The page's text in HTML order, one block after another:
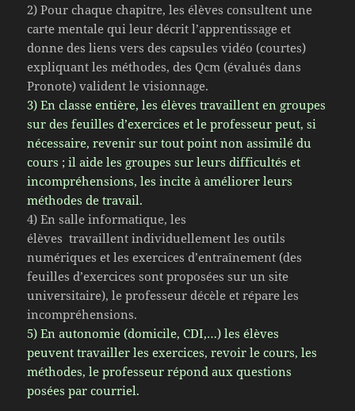
2) Pour chaque chapitre, les élèves consultent une
carte mentale qui leur décrit l’apprentissage et
donne des liens vers des capsules vidéo (courtes)
expliquant les méthodes, des Qcm (évalués dans
Pronote) valident le visionnage.
3) En classe entière, les élèves travaillent en groupes
sur des feuilles d’exercices et le professeur peut, si
nécessaire, revenir sur tout point non assimilé du
cours ; il aide les groupes sur leurs difficultés et
incompréhensions, les incite à améliorer leurs
méthodes de travail.
4) En salle informatique, les
élèves travaillent individuellement les outils
numériques et les exercices d’entraînement (des
feuilles d’exercices sont proposées sur un site
universitaire), le professeur décèle et répare les
incompréhensions.
5) En autonomie (domicile, CDI,…) les élèves
peuvent travailler les exercices, revoir le cours, les
méthodes, le professeur répond aux questions
posées par courriel.